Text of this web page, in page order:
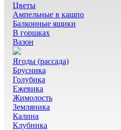
Цветы
Ампельные в кашпо
Балконные ящики
В горшках
Вазон
Ягоды (рассада)
Брусника
Голубика
Ежевика
Жимолость
Земляника
Калина
Клубника